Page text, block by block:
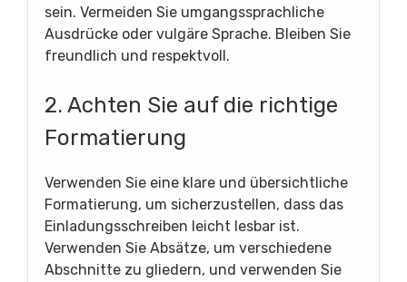
sein. Vermeiden Sie umgangssprachliche
Ausdrücke oder vulgäre Sprache. Bleiben Sie
freundlich und respektvoll.
2. Achten Sie auf die richtige
Formatierung
Verwenden Sie eine klare und übersichtliche
Formatierung, um sicherzustellen, dass das
Einladungsschreiben leicht lesbar ist.
Verwenden Sie Absätze, um verschiedene
Abschnitte zu gliedern, und verwenden Sie